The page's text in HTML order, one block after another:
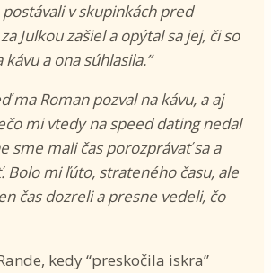
v skupinkách pred
Julkou zašiel a opýtal sa jej, či so
a ona súhlasila.”
ma Roman pozval na kávu, a aj
mi vtedy na speed dating nedal
sme mali čas porozprávať sa a
Bolo mi ľúto, strateného času, ale
čas dozreli a presne vedeli, čo
kedy “preskočila iskra”